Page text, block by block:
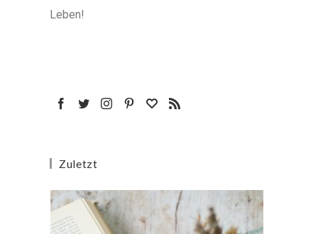
Leben!
Zuletzt